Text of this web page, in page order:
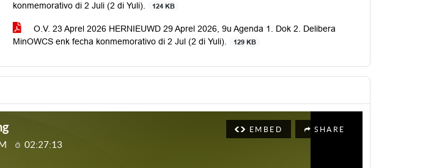
konmemorativo di 2 Juli (2 di Yuli).
124 KB
O.V. 23 Aprel 2026 HERNIEUWD 29 Aprel 2026, 9u Agenda 1. Dok 2. Delibera
MinOWCS enk fecha konmemorativo di 2 Jul (2 di Yuli).
129 KB